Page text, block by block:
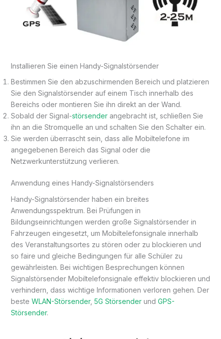
Installieren Sie einen Handy-Signalstörsender
Bestimmen Sie den abzuschirmenden Bereich und platzieren
Sie den Signalstörsender auf einem Tisch innerhalb des
Bereichs oder montieren Sie ihn direkt an der Wand.
Sobald der Signal-störsenderangebracht ist, schließen Sie
ihn an die Stromquelle an und schalten Sie den Schalter ein.
Sie werden überrascht sein, dass alle Mobiltelefone im
angegebenen Bereich das Signal oder die
Netzwerkunterstützung verlieren.
Anwendung eines Handy-Signalstörsenders
Handy-Signalstörsender haben ein breites
Anwendungsspektrum. Bei Prüfungen in
Bildungseinrichtungen werden große Signalstörsender in
Fahrzeugen eingesetzt, um Mobiltelefonsignale innerhalb
des Veranstaltungsortes zu stören oder zu blockieren und
so faire und gleiche Bedingungen für alle Schüler zu
gewährleisten. Bei wichtigen Besprechungen können
Signalstörsender Mobiltelefonsignale effektiv blockieren und
verhindern, dass wichtige Informationen verloren gehen. Der
beste WLAN-Störsender, 5G Störsenderund GPS-
Störsender.